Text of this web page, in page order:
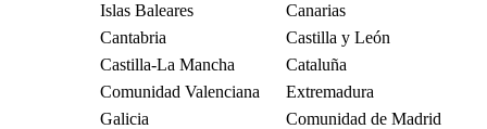
Islas Baleares
Canarias
Cantabria
Castilla y León
Castilla-La Mancha
Cataluña
Comunidad Valenciana
Extremadura
Galicia
Comunidad de Madrid